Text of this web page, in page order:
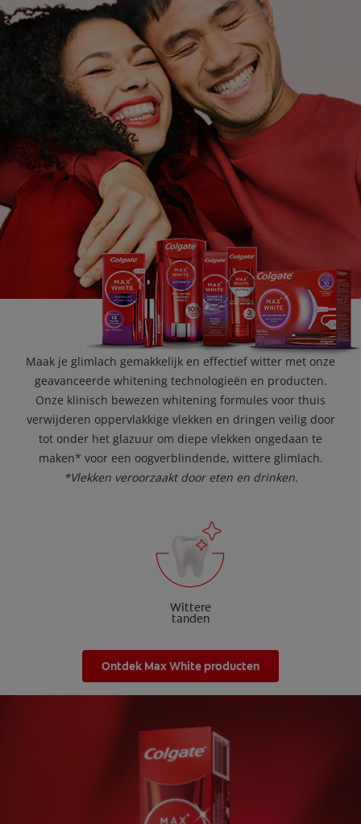
CONTROLE MONDGEZONDHEID
PRODUCTMATCH
Maak je glimlach gemakkelijk en effectief witter met onze
geavanceerde whitening technologieën en producten.
Onze klinisch bewezen whitening formules voor thuis
verwijderen oppervlakkige vlekken en dringen veilig door
tot onder het glazuur om diepe vlekken ongedaan te
maken* voor een oogverblindende, wittere glimlach.
*Vlekken veroorzaakt door eten en drinken.
Wittere
tanden
Ontdek Max White producten